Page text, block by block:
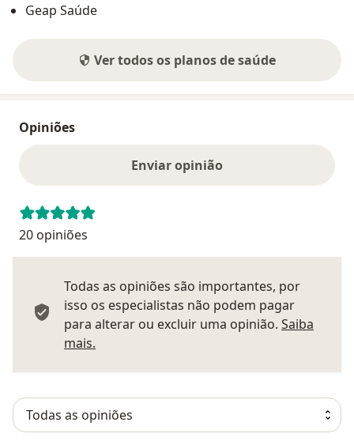
Geap Saúde
Ver todos os planos de saúde
Opiniões
Enviar opinião
20 opiniões
Todas as opiniões são importantes, por
isso os especialistas não podem pagar
para alterar ou excluir uma opinião. Saiba
mais.